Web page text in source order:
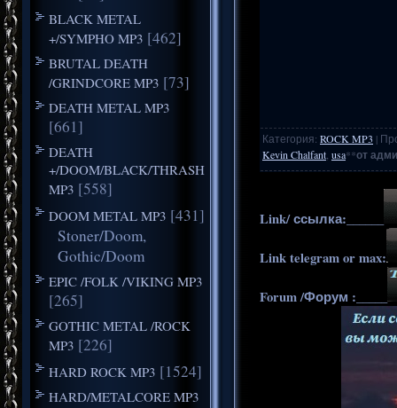
BLACK METAL
+/SYMPHO MP3 [462]
BRUTAL DEATH
/GRINDCORE MP3 [73]
DEATH METAL MP3
[661]
DEATH
+/DOOM/BLACK/THRASH
MP3 [558]
DOOM METAL MP3 [431]
Stoner/Doom,
Gothic/Doom
EPIC /FOLK /VIKING MP3
[265]
GOTHIC METAL /ROCK
MP3 [226]
HARD ROCK MP3 [1524]
HARD/METALCORE MP3
Категория: ROCK MP3 |
Kevin Chalfant usa**от
Link/ ссылка:______
Link telegram or max:
Forum /Форум :_____